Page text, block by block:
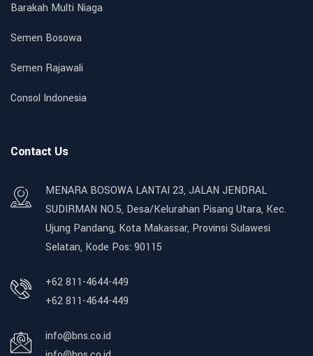
Barakah Multi Niaga
Semen Bosowa
Semen Rajawali
Consol Indonesia
Contact Us
MENARA BOSOWA LANTAI 23, JALAN JENDRAL
SUDIRMAN NO.5, Desa/Kelurahan Pisang Utara, Kec.
Ujung Pandang, Kota Makassar, Provinsi Sulawesi
Selatan, Kode Pos: 90115
+62 811-4644-449
+62 811-4644-449
info@bns.co.id